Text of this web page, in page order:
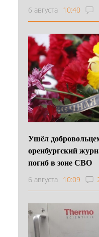
6 августа 10:40
Ушёл
оренбургский
погиб в зоне СВО
6 августа 10:09